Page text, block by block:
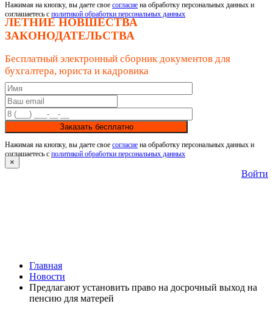
Нажимая на кнопку, вы даете свое согласие на обработку персональных данных и
соглашаетесь с политикой обработки персональных данных
ЛЕТНИЕ НОВШЕСТВА
ЗАКОНОДАТЕЛЬСТВА
Бесплатный электронный сборник документов для
бухгалтера, юриста и кадровика
Заказать бесплатно
Нажимая на кнопку, вы даете свое согласие на обработку персональных данных и
соглашаетесь с политикой обработки персональных данных
×
Войти
Главная
Новости
Предлагают установить право на досрочный выход на
пенсию для матерей